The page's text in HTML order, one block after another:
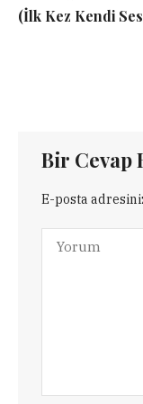
(İlk Kez Kendi
Bir Cevap
E-posta